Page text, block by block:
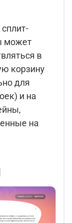
может
в
корзину
для
и на
на